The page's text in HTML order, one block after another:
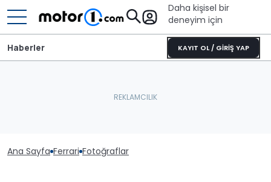
Daha kişisel bir
deneyim için
KAYIT OL / GİRİŞ YAP
Haberler
Ana Sayfa Ferrari Fotoğraflar